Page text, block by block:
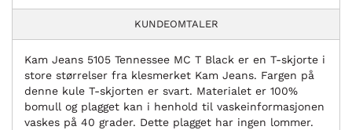
KUNDEOMTALER
Kam Jeans 5105 Tennessee MC T Black er en T-skjorte i
store størrelser fra klesmerket Kam Jeans. Fargen på
denne kule T-skjorten er svart. Materialet er 100%
bomull og plagget kan i henhold til vaskeinformasjonen
vaskes på 40 grader. Dette plagget har ingen lommer.